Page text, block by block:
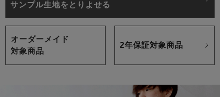
サンプル生地をとりよせる
オーダーメイド
対象商品
2年保証対象商品